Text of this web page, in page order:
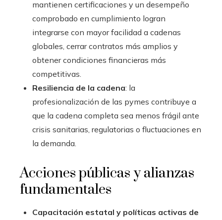
mantienen certificaciones y un desempeño
comprobado en cumplimiento logran
integrarse con mayor facilidad a cadenas
globales, cerrar contratos más amplios y
obtener condiciones financieras más
competitivas.
Resiliencia de la cadena: la
profesionalización de las pymes contribuye a
que la cadena completa sea menos frágil ante
crisis sanitarias, regulatorias o fluctuaciones en
la demanda.
Acciones públicas y alianzas
fundamentales
Capacitación estatal y políticas activas de